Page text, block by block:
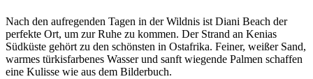
Nach den aufregenden Tagen in der Wildnis ist Diani Beach der
perfekte Ort, um zur Ruhe zu kommen. Der Strand an Kenias
Südküste gehört zu den schönsten in Ostafrika. Feiner, weißer Sand,
warmes türkisfarbenes Wasser und sanft wiegende Palmen schaffen
eine Kulisse wie aus dem Bilderbuch.